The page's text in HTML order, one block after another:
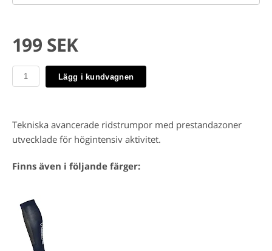
199 SEK
Lägg i kundvagnen
Tekniska avancerade ridstrumpor med prestandazoner
utvecklade för högintensiv aktivitet.
Finns även i följande färger: